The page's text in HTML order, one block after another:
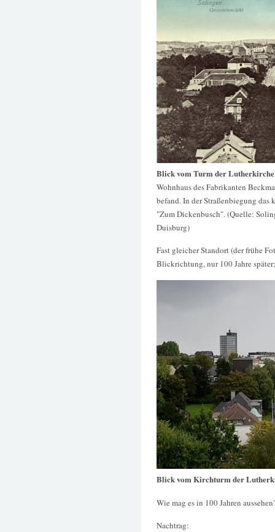
Blick vom Turm der
Wohnhaus des Fabrikanten
befand. In der Straßenbiegung
"Zum Dickenbusch". (Quelle:
Duisburg)
Fast gleicher Standort (der frühe
Blickrichtung, nur 100 Jahre
Blick vom Kirchturm der
Wie mag es in 100 Jahren
Nachtrag: